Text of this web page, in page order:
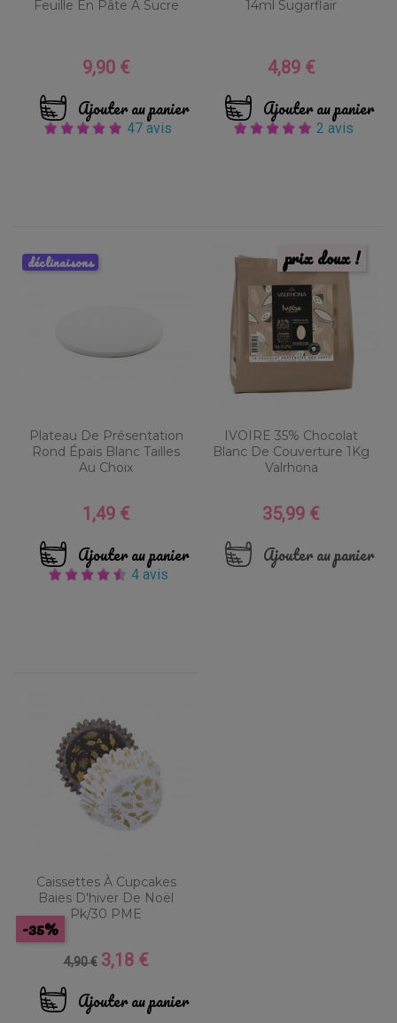
Feuille En Pâte À Sucre
Prix
9,90 €
Ajouter au panier
47 avis
14ml Sugarflair
Prix
4,89 €
Ajouter au panier
2 avis
Plateau De Présentation
Rond Épais Blanc Tailles
Au Choix
Prix
1,49 €
Ajouter au panier
4 avis
déclinaisons
IVOIRE 35% Chocolat
Blanc De Couverture 1Kg
Valrhona
Prix
35,99 €
Ajouter au panier
prix doux !
Caissettes À Cupcakes
Baies D'hiver De Noël
Pk/30 PME
Prix
base
4,90 €
-35%
Prix
3,18 €
Ajouter au panier